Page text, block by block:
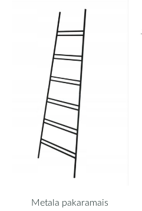
Metala pakaramais